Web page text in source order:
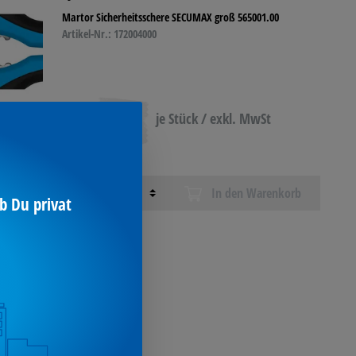
Martor Sicherheitsschere SECUMAX groß 565001.00
Artikel-Nr.: 172004000
je Stück / exkl. MwSt
In den Warenkorb
Du privat